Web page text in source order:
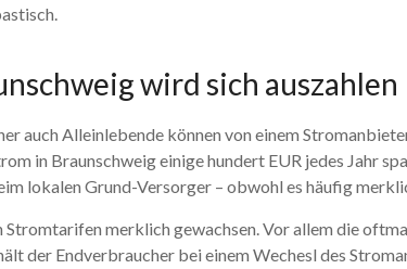
wird sich auszahlen
auch Alleinlebende können von einem
in Braunschweig einige hundert EUR jedes Jahr
lokalen Grund-Versorger – obwohl es häufig
merklich gewachsen. Vor allem die
der Endverbraucher bei einem Wechesl des